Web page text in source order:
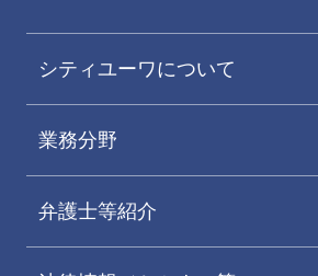
シティユーワについて
業務分野
弁護士等紹介